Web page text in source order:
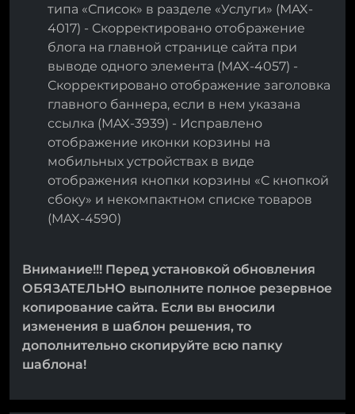
типа «Список» в разделе «Услуги» (MAX-
4017) - Скорректировано отображение
блога на главной странице сайта при
выводе одного элемента (MAX-4057) -
Скорректировано отображение заголовка
главного баннера, если в нем указана
ссылка (MAX-3939) - Исправлено
отображение иконки корзины на
мобильных устройствах в виде
отображения кнопки корзины «С кнопкой
сбоку» и некомпактном списке товаров
(MAX-4590)
Внимание!!! Перед установкой обновления
ОБЯЗАТЕЛЬНО выполните полное резервное
копирование сайта. Если вы вносили
изменения в шаблон решения, то
дополнительно скопируйте всю папку
шаблона!